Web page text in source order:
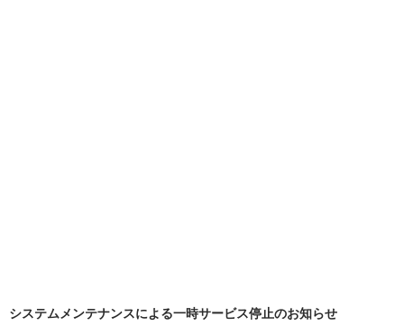
システムメンテナンスによる一時サービス停止のお知らせ